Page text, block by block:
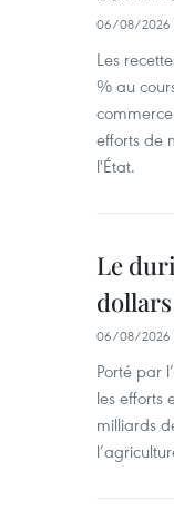
06/08/2026
Les
% au
efforts de
l'État.
Le
06/08/2026
Porté par
les efforts
milliards